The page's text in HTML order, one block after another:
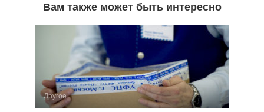
Вам также может быть интересно
Другое